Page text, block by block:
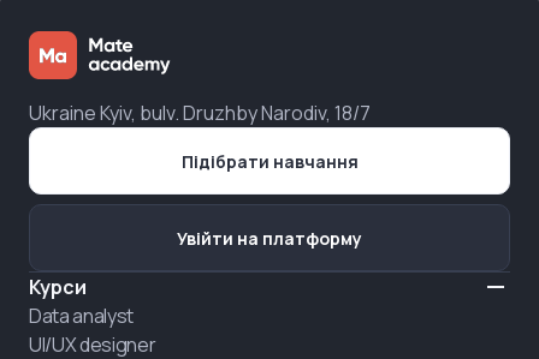
Ukraine Kyiv, bulv. Druzhby Narodiv, 18/7
Курси
Data analyst
UI/UX designer
Підібрати навчання
Увійти на платформу